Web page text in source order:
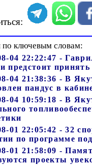
по ключевым словам:
04 22:22:47 -
предстоит
04 21:38:36 - В
пандус в
04 10:59:18 - В
01 22:05:42 - 32
по программе
01 21:58:09 -
проекты